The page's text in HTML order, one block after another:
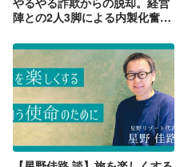
陣との2人3脚による内製化奮闘